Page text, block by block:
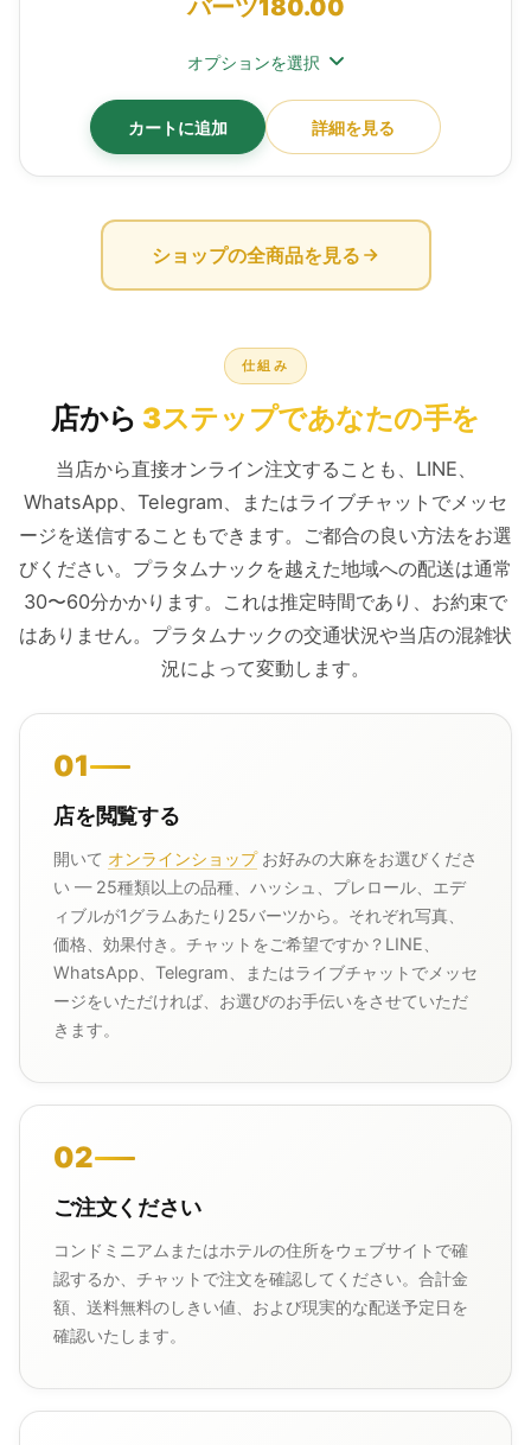
バーツ180.00
オプションを選択
カートに追加 詳細を見る
ショップの全商品を見る
仕組み
店から 3ステップであなたの手を
当店から直接オンライン注文することも、LINE、
WhatsApp、Telegram、またはライブチャットでメッセ
ージを送信することもできます。ご都合の良い方法をお選
びください。プラタムナックを越えた地域への配送は通常
30〜60分かかります。これは推定時間であり、お約束で
はありません。プラタムナックの交通状況や当店の混雑状
況によって変動します。
01
店を閲覧する
開いて オンラインショップお好みの大麻をお選びくださ
い — 25種類以上の品種、ハッシュ、プレロール、エデ
ィブルが1グラムあたり25バーツから。それぞれ写真、
価格、効果付き。チャットをご希望ですか？LINE、
WhatsApp、Telegram、またはライブチャットでメッセ
ージをいただければ、お選びのお手伝いをさせていただ
きます。
02
ご注文ください
コンドミニアムまたはホテルの住所をウェブサイトで確
認するか、チャットで注文を確認してください。合計金
額、送料無料のしきい値、および現実的な配送予定日を
確認いたします。